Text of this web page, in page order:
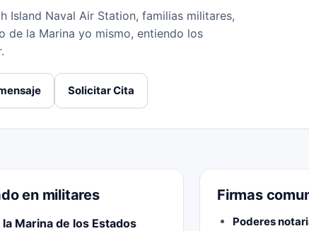
Island Naval Air Station, familias militares,
de la Marina yo mismo, entiendo los
Solicitar Cita
en militares
Marina de los Estados
Firmas
Poderes